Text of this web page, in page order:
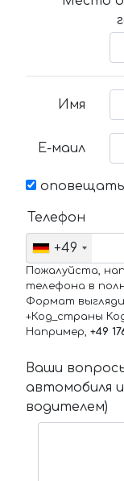
Имя
Е-маил
оповещать
Телефон
+49
Пожалуйста,
телефона в
Формат
+Код_страны
Например, +49
Ваши
автомобиля
водителем)